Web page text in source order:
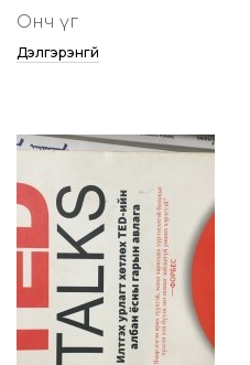
Онч үг
Дэлгэрэнгүй